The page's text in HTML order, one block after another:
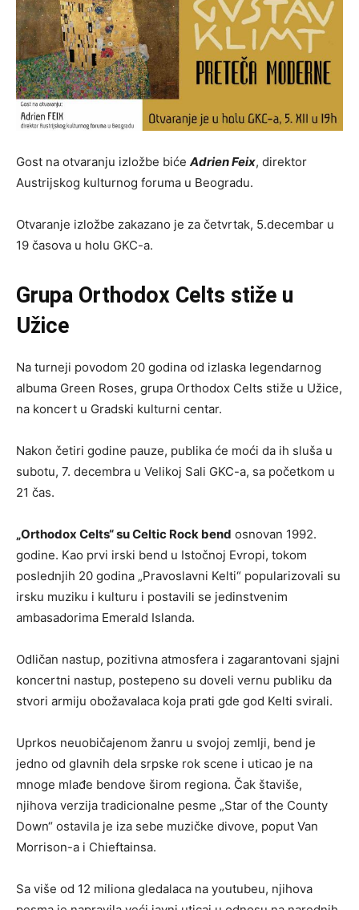
Gost na otvaranju izložbe biće Adrien Feix, direktor
Austrijskog kulturnog foruma u Beogradu.
Otvaranje izložbe zakazano je za četvrtak, 5.decembar u
19 časova u holu GKC-a.
Grupa Orthodox Celts stiže u
Užice
Na turneji povodom 20 godina od izlaska legendarnog
albuma Green Roses, grupa Orthodox Celts stiže u Užice,
na koncert u Gradski kulturni centar.
Nakon četiri godine pauze, publika će moći da ih sluša u
subotu, 7. decembra u Velikoj Sali GKC-a, sa početkom u
21 čas.
„Orthodox Celts“ su Celtic Rock bend osnovan 1992.
godine. Kao prvi irski bend u Istočnoj Evropi, tokom
poslednjih 20 godina „Pravoslavni Kelti“ popularizovali su
irsku muziku i kulturu i postavili se jedinstvenim
ambasadorima Emerald Islanda.
Odličan nastup, pozitivna atmosfera i zagarantovani sjajni
koncertni nastup, postepeno su doveli vernu publiku da
stvori armiju obožavalaca koja prati gde god Kelti svirali.
Uprkos neuobičajenom žanru u svojoj zemlji, bend je
jedno od glavnih dela srpske rok scene i uticao je na
mnoge mlađe bendove širom regiona. Čak štaviše,
njihova verzija tradicionalne pesme „Star of the County
Down“ ostavila je iza sebe muzičke divove, poput Van
Morrison-a i Chieftainsa.
Sa više od 12 miliona gledalaca na youtubeu, njihova